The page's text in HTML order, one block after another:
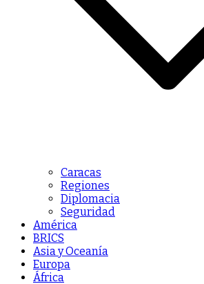
Caracas
Regiones
Diplomacia
Seguridad
América
BRICS
Asia y Oceanía
Europa
África